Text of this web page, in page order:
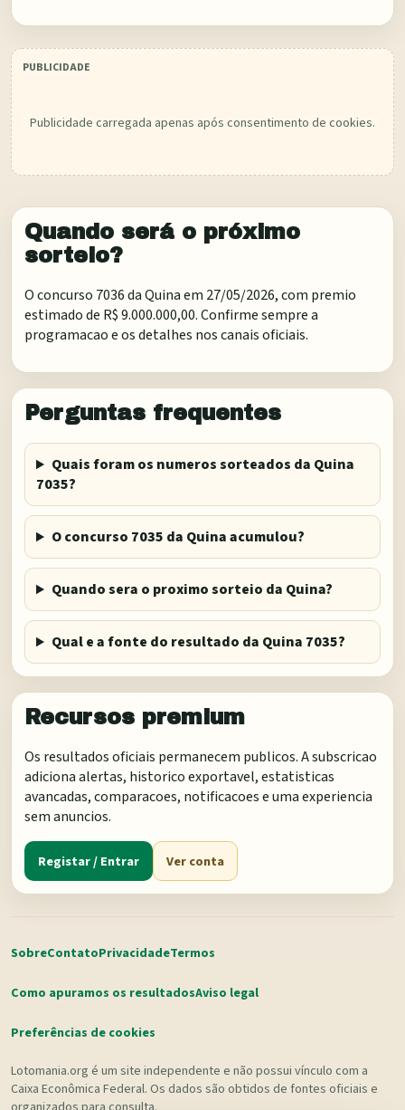
Publicidade carregada apenas após consentimento de cookies.
Quando será o próximo
sorteio?
O concurso 7036 da Quina em 27/05/2026, com premio
estimado de R$ 9.000.000,00. Confirme sempre a
programacao e os detalhes nos canais oficiais.
Perguntas frequentes
Quais foram os numeros sorteados da Quina
7035?
O concurso 7035 da Quina acumulou?
Quando sera o proximo sorteio da Quina?
Qual e a fonte do resultado da Quina 7035?
Recursos premium
Os resultados oficiais permanecem publicos. A subscricao
adiciona alertas, historico exportavel, estatisticas
avancadas, comparacoes, notificacoes e uma experiencia
sem anuncios.
Registar / Entrar Ver conta
SobreContatoPrivacidadeTermos
Como apuramos os resultadosAviso legal
Preferências de cookies
Lotomania.org é um site independente e não possui vínculo com a
Caixa Econômica Federal. Os dados são obtidos de fontes oficiais e